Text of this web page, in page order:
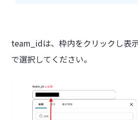
team_idは、枠内をクリックし表
で選択してください。